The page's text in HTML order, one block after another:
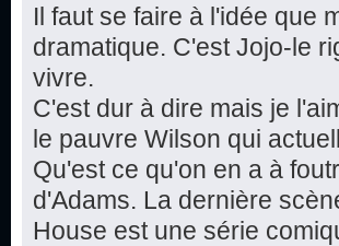
Il faut se faire à l'idée que
dramatique. C'est Jojo-le
vivre.
C'est dur à dire mais je
le pauvre Wilson qui
Qu'est ce qu'on en a à
d'Adams. La dernière
House est une série